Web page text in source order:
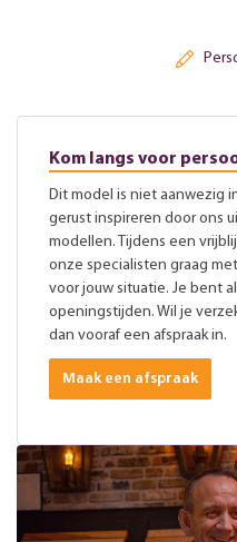
Kom langs voor
Dit model is niet aanwezig
gerust inspireren door ons
modellen. Tijdens een
onze specialisten graag
voor jouw situatie. Je bent
openingstijden. Wil je
dan vooraf een afspraak in.
Maak een afspraak